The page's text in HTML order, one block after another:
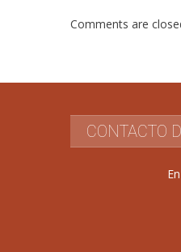
Comments are
CONTACTO